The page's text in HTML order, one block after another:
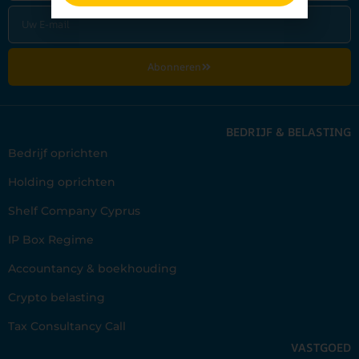
Abonneren
BEDRIJF & BELASTING
Bedrijf oprichten
Holding oprichten
Shelf Company Cyprus
IP Box Regime
Accountancy & boekhouding
Crypto belasting
Tax Consultancy Call
VASTGOED